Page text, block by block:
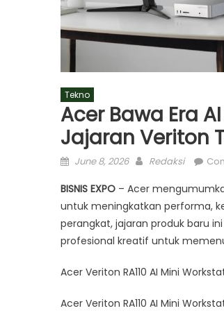
Tekno
Acer Bawa Era
Jajaran Veriton
Posted
June 8, 2026 Author
Redaksi
BISNIS EXPO – Acer
untuk meningkatkan performa,
perangkat, jajaran produk baru
profesional kreatif untuk
Acer Veriton RA110 AI Mini
Acer Veriton RA110 AI Mini